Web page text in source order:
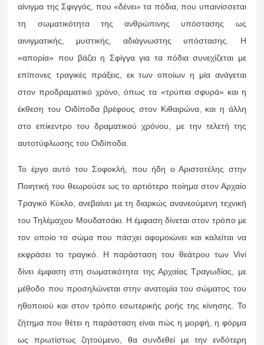
αίνιγμα της Σφιγγός, που «δένει» τα πόδια, που υπαινίσσεται
τη σωματικότητα της ανθρώπινης υπόστασης ως
αινιγματικής, μυστικής, αδιάγνωστης υπόστασης. Η
«απορία» που βάζει η Σφίγγα για τα πόδια συνεχίζεται με
επίπονες τραγικές πράξεις, εκ των οποίων η μία ανάγεται
στον προδραματικό χρόνο, όπως τα «τρύπια σφυρά» και η
έκθεση του Οιδίποδα βρέφους στον Κιθαιρώνα, και η άλλη
στο επίκεντρο του δραματικού χρόνου, με την τελετή της
αυτοτύφλωσης του Οιδίποδα.
Το έργο αυτό του Σοφοκλή, που ήδη ο Αριστοτέλης στην
Ποιητική του θεωρούσε ως το αρτιότερο ποίημα στον Αρχαίο
Τραγικό Κύκλο, ανεβαίνει με τη διαρκώς ανανεούμενη τεχνική
του Τηλέμαχου Μουδατσάκι. Η έμφαση δίνεται στον τρόπο με
τον οποίο το σώμα που πάσχει αφομοιώνει και καλείται να
εκφράσει το τραγικό. Η παράσταση του θεάτρου των Vivi
δίνει έμφαση στη σωματικότητα της Αρχαίας Τραγωδίας, με
μέθοδο που προσηλώνεται στην ανατομία του σώματος του
ηθοποιού και στον τρόπο εσωτερικής ροής της κίνησης. Το
ζήτημα που θέτει η παράσταση είναι πώς η μορφή, η φόρμα
ως πρωτίστως ζητούμενο, θα συνδεθεί με την ενδότερη